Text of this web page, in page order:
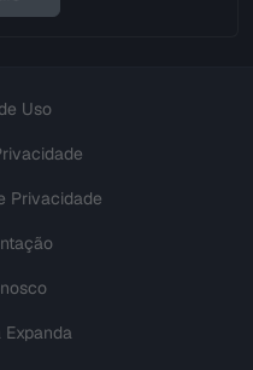
Uso
Privacidade